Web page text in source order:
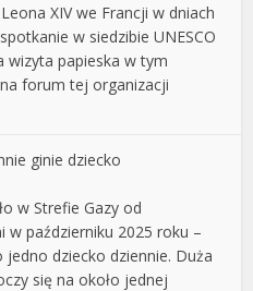
XIV we Francji w dniach
w siedzibie UNESCO
wizyta papieska w tym
forum tej organizacji
ginie dziecko
w Strefie Gazy od
w październiku 2025 roku –
dziecko dziennie. Duża
się na około jednej